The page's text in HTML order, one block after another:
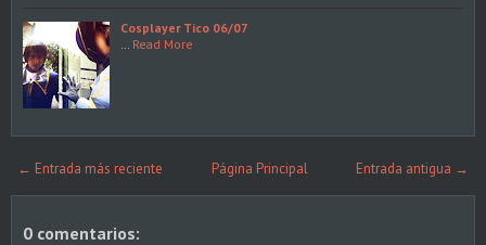
Cosplayer Tico 06/07
Read More
← Entrada más reciente Entrada antigua →
Página Principal
0 comentarios: